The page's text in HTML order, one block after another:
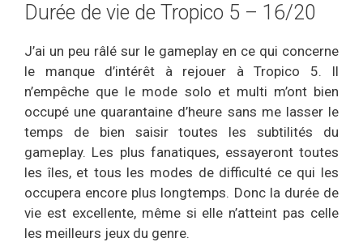
Durée de vie de Tropico 5 – 16/20
J’ai un peu râlé sur le gameplay en ce qui concerne
le manque d’intérêt à rejouer à Tropico 5. Il
n’empêche que le mode solo et multi m’ont bien
occupé une quarantaine d’heure sans me lasser le
temps de bien saisir toutes les subtilités du
gameplay. Les plus fanatiques, essayeront toutes
les îles, et tous les modes de difficulté ce qui les
occupera encore plus longtemps. Donc la durée de
vie est excellente, même si elle n’atteint pas celle
les meilleurs jeux du genre.